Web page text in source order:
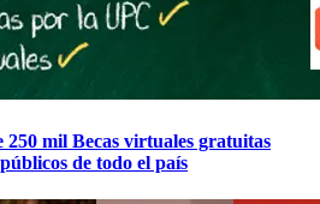
mil Becas virtuales gratuitas
de todo el país